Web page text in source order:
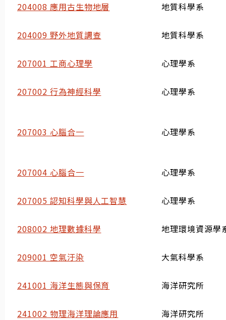
204008 應用古生物地層 地質科學系
204009 野外地質調查 地質科學系
207001 工商心理學 心理學系
207002 行為神經科學 心理學系
207003 心腦合一 心理學系
207004 心腦合一 心理學系
207005 認知科學與人工智慧 心理學系
208002 地理數據科學 地理環境資源學
209001 空氣汙染 大氣科學系
241001 海洋生態與保育 海洋研究所
241002 物理海洋理論應用 海洋研究所